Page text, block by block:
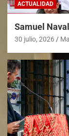
ACTUALIDAD
Samuel
30 julio, 2026